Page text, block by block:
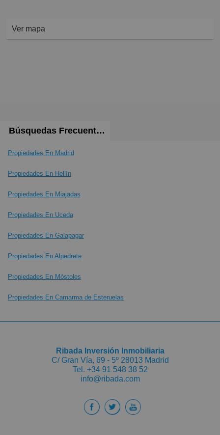
Ver mapa
Búsquedas Frecuentes
Propiedades En Madrid
Propiedades En Hellín
Propiedades En Miajadas
Propiedades En Uceda
Propiedades En Galapagar
Propiedades En Alpedrete
Propiedades En Móstoles
Propiedades En Camarma de Esteruelas
Ribada Inversión Inmobiliaria
C/ Gran Vía, 69 - 5º 28013 Madrid
Tel. +34 91 548 38 52
info@ribada.com